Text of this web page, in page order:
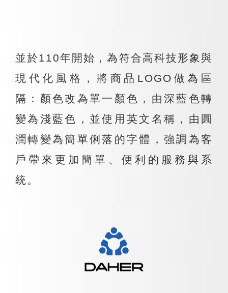
並於110年開始，為符合高科技形象與
現代化風格，將商品LOGO做為區
隔：顏色改為單一顏色，由深藍色轉
變為淺藍色，並使用英文名稱，由圓
潤轉變為簡單俐落的字體，強調為客
戶帶來更加簡單、便利的服務與系
統。